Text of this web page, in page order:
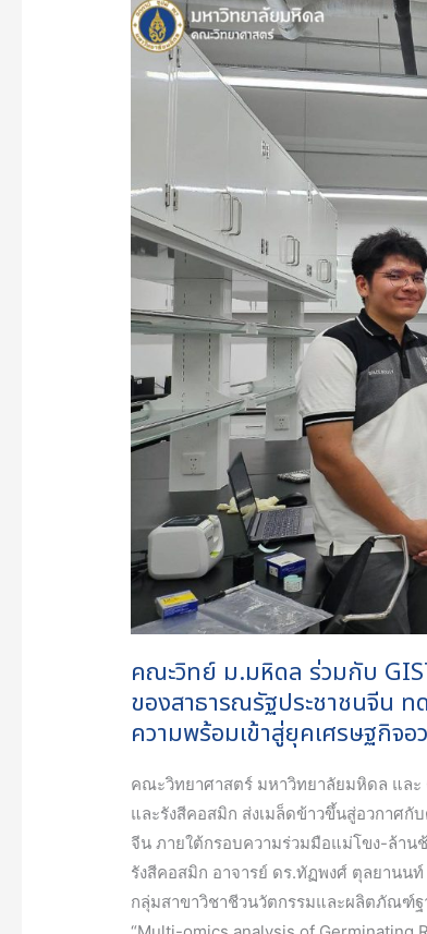
คณะวิทย์ ม.มหิดล ร่วมกับ
ของสาธารณรัฐประชาชนจีน ท
ความพร้อมเข้าสู่ยุคเศรษฐกิจอ
คณะวิทยาศาสตร์ มหาวิทยาลัยมหิดล และ
และรังสีคอสมิก ส่งเมล็ดข้าวขึ้นสู่อวกาศกั
จีน ภายใต้กรอบความร่วมมือแม่โขง-ล้าน
รังสีคอสมิก อาจารย์ ดร.ทัฏพงศ์ ตุลยานน
กลุ่มสาขาวิชาชีวนวัตกรรมและผลิตภัณฑ์ฐ
คณะ
วิทย์
ม.มหิดล
ส่ง
เมล็ด
ข้าว
สู่
อวกาศ
ไป
ดาวเทียม
วิจัย
Shijian-
ของ
สาธารณรัฐ
ประชาชน
ทดสอบ
ของ
ข้าว
ใน
สภาพ
แวดล้อม
รุนแรง
เตรียม
ความ